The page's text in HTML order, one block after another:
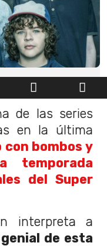
de las series
en la última
con bombos y
temporada
del Super
interpreta a
de esta